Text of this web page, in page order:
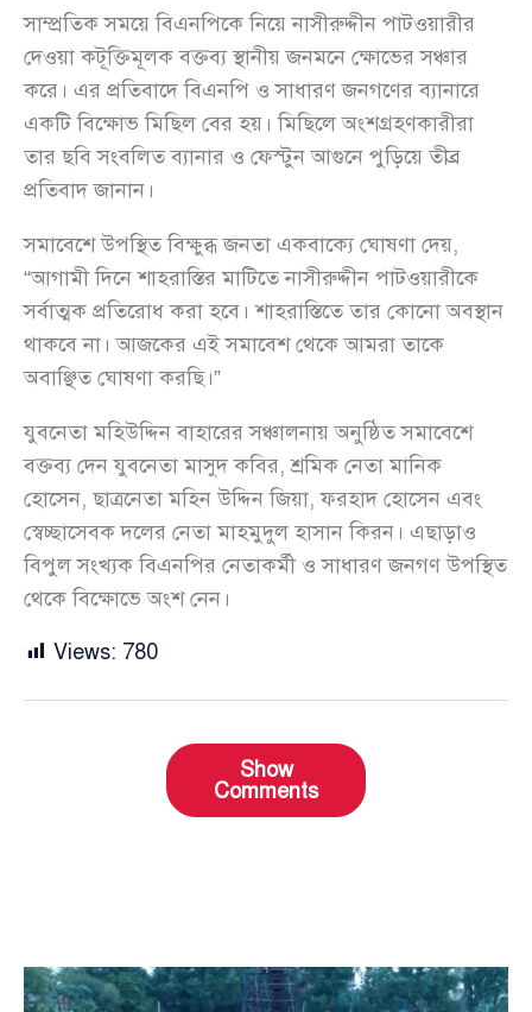
সাম্প্রতিক সময়ে বিএনপিকে নিয়ে নাসীরুদ্দীন পাটওয়ারীর
দেওয়া কটূক্তিমূলক বক্তব্য স্থানীয় জনমনে ক্ষোভের সঞ্চার
করে। এর প্রতিবাদে বিএনপি ও সাধারণ জনগণের ব্যানারে
একটি বিক্ষোভ মিছিল বের হয়। মিছিলে অংশগ্রহণকারীরা
তার ছবি সংবলিত ব্যানার ও ফেস্টুন আগুনে পুড়িয়ে তীব্র
প্রতিবাদ জানান।
সমাবেশে উপস্থিত বিক্ষুব্ধ জনতা একবাক্যে ঘোষণা দেয়,
“আগামী দিনে শাহরাস্তির মাটিতে নাসীরুদ্দীন পাটওয়ারীকে
সর্বাত্মক প্রতিরোধ করা হবে। শাহরাস্তিতে তার কোনো অবস্থান
থাকবে না। আজকের এই সমাবেশ থেকে আমরা তাকে
অবাঞ্ছিত ঘোষণা করছি।”
যুবনেতা মহিউদ্দিন বাহারের সঞ্চালনায় অনুষ্ঠিত সমাবেশে
বক্তব্য দেন যুবনেতা মাসুদ কবির, শ্রমিক নেতা মানিক
হোসেন, ছাত্রনেতা মহিন উদ্দিন জিয়া, ফরহাদ হোসেন এবং
স্বেচ্ছাসেবক দলের নেতা মাহমুদুল হাসান কিরন। এছাড়াও
বিপুল সংখ্যক বিএনপির নেতাকর্মী ও সাধারণ জনগণ উপস্থিত
থেকে বিক্ষোভে অংশ নেন।
Views: 780
Show
Comments